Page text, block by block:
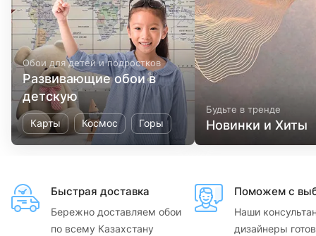
Обои для детей и подростков
Развивающие обои в
детскую
Карты Космос Горы
Будьте в тренде
Новинки и Хиты
Быстрая доставка
Бережно доставляем обои
по всему Казахстану
Поможем с
Наши
дизайнеры